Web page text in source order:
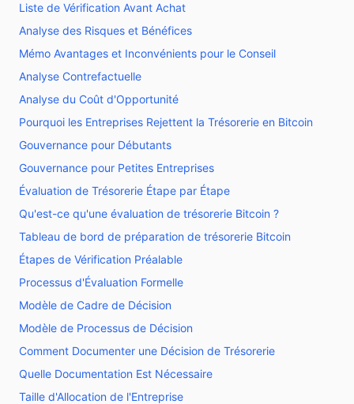
Liste de Vérification Avant Achat
Analyse des Risques et Bénéfices
Mémo Avantages et Inconvénients pour le Conseil
Analyse Contrefactuelle
Analyse du Coût d'Opportunité
Pourquoi les Entreprises Rejettent la Trésorerie en Bitcoin
Gouvernance pour Débutants
Gouvernance pour Petites Entreprises
Évaluation de Trésorerie Étape par Étape
Qu'est-ce qu'une évaluation de trésorerie Bitcoin ?
Tableau de bord de préparation de trésorerie Bitcoin
Étapes de Vérification Préalable
Processus d'Évaluation Formelle
Modèle de Cadre de Décision
Modèle de Processus de Décision
Comment Documenter une Décision de Trésorerie
Quelle Documentation Est Nécessaire
Taille d'Allocation de l'Entreprise